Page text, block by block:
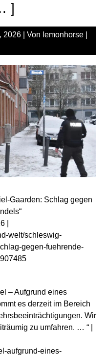
]
2026 | Von lemonhorse
Gaarden: Schlag gegen
|
welt/schleswig-
gegen-fuehrende-
– Aufgrund eines
es derzeit im Bereich
Wir
zu umfahren. … “ |
aufgrund-eines-